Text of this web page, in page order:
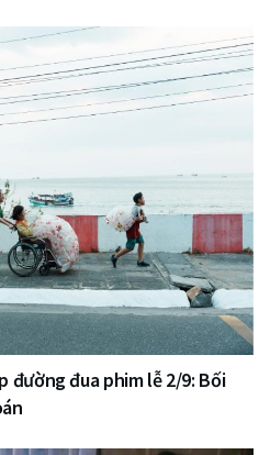
đường đua phim lễ 2/9: Bối